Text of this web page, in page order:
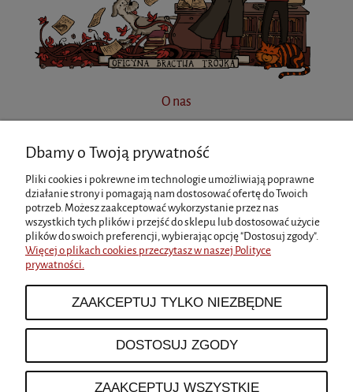
O nas
INFORMACJE
MOJE KONTO
O NAS
Dbamy o Twoją prywatność
Pliki cookies i pokrewne im technologie umożliwiają poprawne
działanie strony i pomagają nam dostosować ofertę do Twoich
potrzeb. Możesz zaakceptować wykorzystanie przez nas
wszystkich tych plików i przejść do sklepu lub dostosować użycie
plików do swoich preferencji, wybierając opcję "Dostosuj zgody".
Więcej o plikach cookies przeczytasz w naszej Polityce
prywatności.
ZAAKCEPTUJ TYLKO NIEZBĘDNE
DOSTOSUJ ZGODY
ZAAKCEPTUJ WSZYSTKIE